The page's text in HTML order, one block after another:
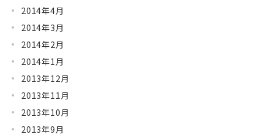
2014年4月
2014年3月
2014年2月
2014年1月
2013年12月
2013年11月
2013年10月
2013年9月